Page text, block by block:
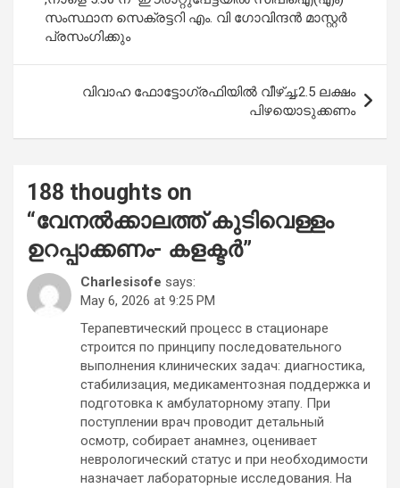
k
p
സംസ്ഥാന സെക്രട്ടറി എം. വി ഗോവിന്ദൻ മാസ്റ്റർ
പ്രസംഗിക്കും
വിവാഹ ഫോട്ടോഗ്രഫിയില്‍ വീഴ്ച്ച;2.5 ലക്ഷം
പിഴയൊടുക്കണം
188 thoughts on
“വേനല്‍ക്കാലത്ത് കുടിവെള്ളം
ഉറപ്പാക്കണം- കളക്ടര്‍”
Charlesisofe says:
May 6, 2026 at 9:25 PM
Терапевтический процесс в стационаре
строится по принципу последовательного
выполнения клинических задач: диагностика,
стабилизация, медикаментозная поддержка и
подготовка к амбулаторному этапу. При
поступлении врач проводит детальный
осмотр, собирает анамнез, оценивает
неврологический статус и при необходимости
назначает лабораторные исследования. На